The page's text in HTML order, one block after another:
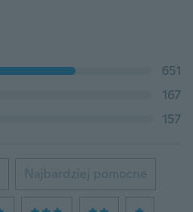
651
167
157
Najbardziej pomocne